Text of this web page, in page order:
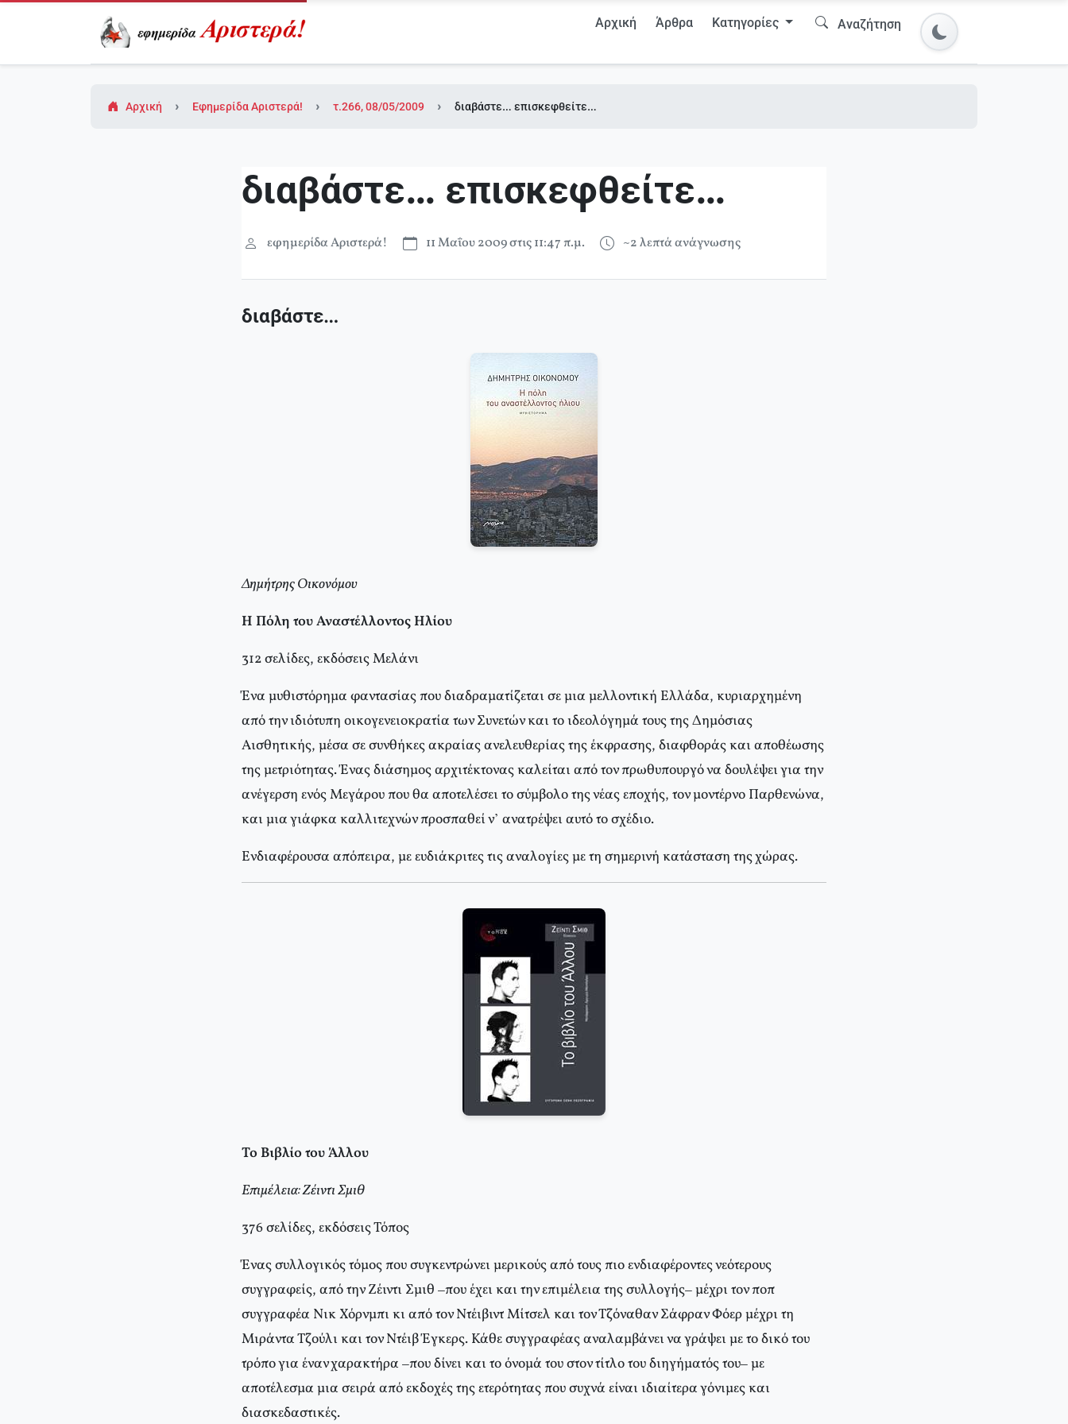
Αρχική Άρθρα Κατηγορίες Αναζήτηση
Αρχική Εφημερίδα Αριστερά! τ.266, 08/05/2009 διαβάστε… επισκεφθείτε…
διαβάστε… επισκεφθείτε…
εφημερίδα Αριστερά! 11 Μαΐου 2009 στις 11:47 π.μ. ~2 λεπτά ανάγνωσης
διαβάστε…
Δημήτρης Οικονόμου
Η Πόλη του Αναστέλλοντος Ηλίου
312 σελίδες, εκδόσεις Μελάνι
Ένα μυθιστόρημα φαντασίας που διαδραματίζεται σε μια μελλοντική Ελλάδα, κυριαρχημένη
από την ιδιότυπη οικογενειοκρατία των Συνετών και το ιδεολόγημά τους της Δημόσιας
Αισθητικής, μέσα σε συνθήκες ακραίας ανελευθερίας της έκφρασης, διαφθοράς και αποθέωσης
της μετριότητας. Ένας διάσημος αρχιτέκτονας καλείται από τον πρωθυπουργό να δουλέψει για την
ανέγερση ενός Μεγάρου που θα αποτελέσει το σύμβολο της νέας εποχής, τον μοντέρνο Παρθενώνα,
και μια γιάφκα καλλιτεχνών προσπαθεί ν’ ανατρέψει αυτό το σχέδιο.
Ενδιαφέρουσα απόπειρα, με ευδιάκριτες τις αναλογίες με τη σημερινή κατάσταση της χώρας.
Το Βιβλίο του Άλλου
Επιμέλεια: Ζέιντι Σμιθ
376 σελίδες, εκδόσεις Τόπος
Ένας συλλογικός τόμος που συγκεντρώνει μερικούς από τους πιο ενδιαφέροντες νεότερους
συγγραφείς, από την Ζέιντι Σμιθ –που έχει και την επιμέλεια της συλλογής– μέχρι τον ποπ
συγγραφέα Νικ Χόρνμπι κι από τον Ντέιβιντ Μίτσελ και τον Τζόναθαν Σάφραν Φόερ μέχρι τη
Μιράντα Τζούλι και τον Ντέιβ Έγκερς. Κάθε συγγραφέας αναλαμβάνει να γράψει με το δικό του
τρόπο για έναν χαρακτήρα –που δίνει και το όνομά του στον τίτλο του διηγήματός του– με
αποτέλεσμα μια σειρά από εκδοχές της ετερότητας που συχνά είναι ιδιαίτερα γόνιμες και
διασκεδαστικές.